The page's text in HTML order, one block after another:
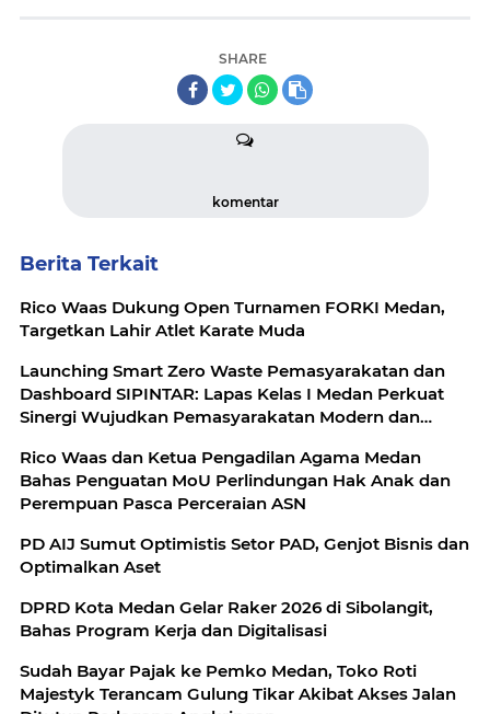
SHARE
komentar
Berita Terkait
Rico Waas Dukung Open Turnamen FORKI Medan,
Targetkan Lahir Atlet Karate Muda
Launching Smart Zero Waste Pemasyarakatan dan
Dashboard SIPINTAR: Lapas Kelas I Medan Perkuat
Sinergi Wujudkan Pemasyarakatan Modern dan
Strategis
Rico Waas dan Ketua Pengadilan Agama Medan
Bahas Penguatan MoU Perlindungan Hak Anak dan
Perempuan Pasca Perceraian ASN
PD AIJ Sumut Optimistis Setor PAD, Genjot Bisnis dan
Optimalkan Aset
DPRD Kota Medan Gelar Raker 2026 di Sibolangit,
Bahas Program Kerja dan Digitalisasi
Sudah Bayar Pajak ke Pemko Medan, Toko Roti
Majestyk Terancam Gulung Tikar Akibat Akses Jalan